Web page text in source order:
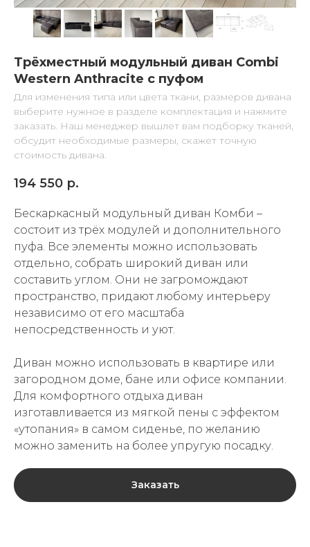
Трёхместный модульный диван Combi
Western Anthracite с пуфом
Для изменения типа или цвета ткани, размеров дивана
выберите нужное в разделе комплектация и нажмите
заказать. Наш менеджер вышлет вам подборку тканей,
обсудит необходимые размеры, скажет точную
стоимость дивана.
194 550 р.
Бескаркасный модульный диван Комби –
состоит из трёх модулей и дополнительного
пуфа. Все элементы можно использовать
отдельно, собрать широкий диван или
составить углом. Они не загромождают
пространство, придают любому интерьеру
независимо от его масштаба
непосредственность и уют.
Диван можно использовать в квартире или
загородном доме, бане или офисе компании.
Для комфортного отдыха диван
изготавливается из мягкой пены с эффектом
«утопания» в самом сиденье, по желанию
можно заменить на более упругую посадку.
Заказать